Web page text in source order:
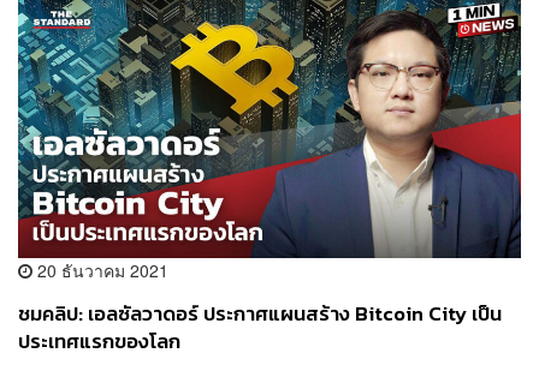
20 ธันวาคม 2021
ชมคลิป: เอลซัลวาดอร์ ประกาศแผนสร้าง Bitcoin City เป็น
ประเทศแรกของโลก